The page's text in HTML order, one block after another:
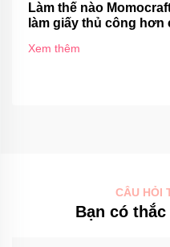
Làm thế nào
làm giấy thủ công hơn
Xem thêm
CÂU HỎI
Bạn có